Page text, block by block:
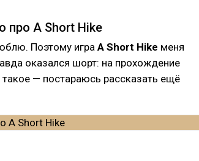
про A Short Hike
Поэтому игра A Short Hike меня
оказался шорт: на прохождение
— постараюсь рассказать ещё